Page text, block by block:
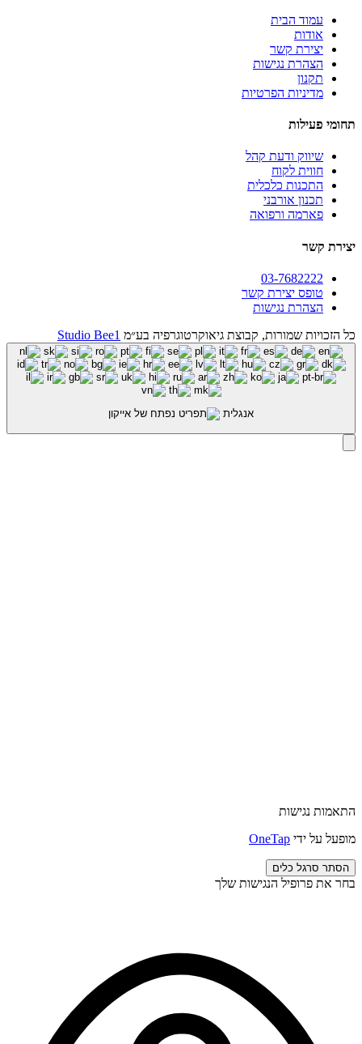
עמוד הבית
אודות
יצירת קשר
הצהרת נגישות
תקנון
מדיניות הפרטיות
תחומי פעילות
שיווק ודעת קהל
חווית לקוח
התכנות כלכלית
תכנון אורבני
פארמה ורפואה
יצירת קשר
03-7682222
טופס יצירת קשר
הצהרת נגישות
כל הזכויות שמורות, קבוצת גיאוקרטוגרפיה בע״מ Studio Bee1
אנגלית
התאמות נגישות
מופעל על ידי OneTap
הסתר סרגל כלים
בחר את פרופיל הנגישות שלך